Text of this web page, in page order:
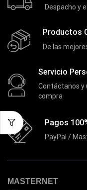
Despacho y
Productos
De las
Servicio
Contáctanos y
compra
Pagos
PayPal /
MASTERNET